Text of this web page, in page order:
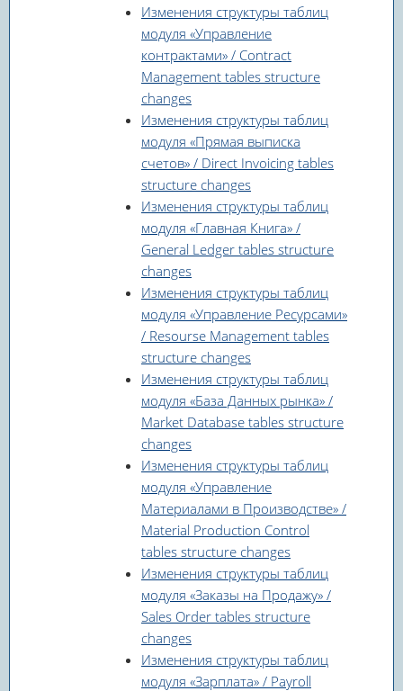
Изменения структуры таблиц
модуля «Управление
контрактами» / Contract
Management tables structure
changes
Изменения структуры таблиц
модуля «Прямая выписка
счетов» / Direct Invoicing tables
structure changes
Изменения структуры таблиц
модуля «Главная Книга» /
General Ledger tables structure
changes
Изменения структуры таблиц
модуля «Управление Ресурсами»
/ Resourse Management tables
structure changes
Изменения структуры таблиц
модуля «База Данных рынка» /
Market Database tables structure
changes
Изменения структуры таблиц
модуля «Управление
Материалами в Производстве» /
Material Production Control
tables structure changes
Изменения структуры таблиц
модуля «Заказы на Продажу» /
Sales Order tables structure
changes
Изменения структуры таблиц
модуля «Зарплата» / Payroll